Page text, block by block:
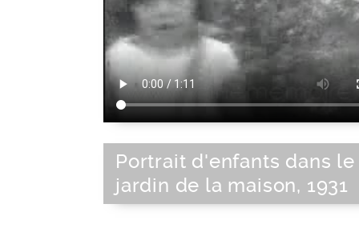
Portrait d'enfants dans le
jardin de la maison, 1931